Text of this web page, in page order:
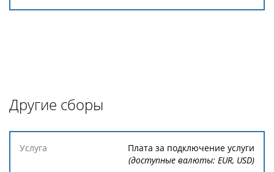
Другие сборы
Услуга
Плата за подключение услуги
(доступные валюты: EUR, USD)